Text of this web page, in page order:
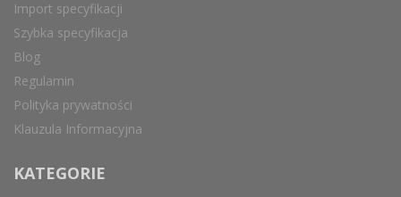
Import specyfikacji
Szybka specyfikacja
Blog
Regulamin
Polityka prywatności
Klauzula Informacyjna
KATEGORIE